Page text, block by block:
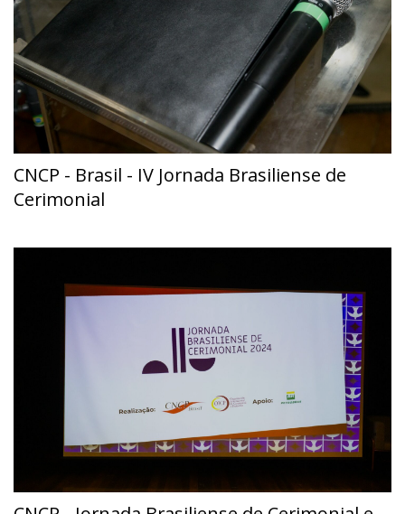
CNCP - Brasil - IV Jornada Brasiliense de
Cerimonial